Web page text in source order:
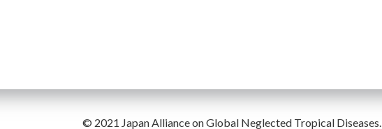
© 2021 Japan Alliance on Global Neglected Tropical Diseases.